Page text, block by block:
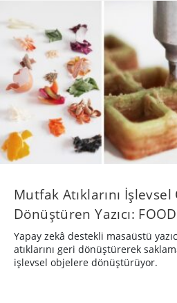
Mutfak Atıklarını
Dönüştüren Yazıcı:
Yapay zekâ destekli masaüstü
atıklarını geri dönüştürerek
işlevsel objelere dönüştürüyor.